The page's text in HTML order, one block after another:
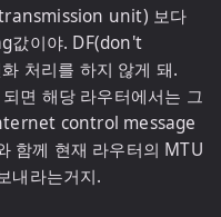
unit) 보다
값이야. DF(don't
처리를 하지 않게 돼.
면 해당 라우터에서는 그
control message
께 현재 라우터의 MTU
내라는거지.